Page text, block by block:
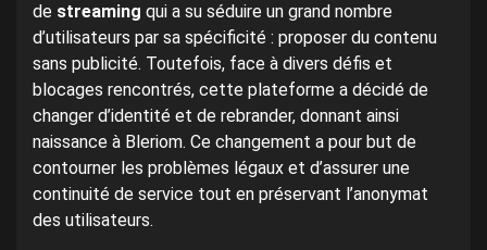
de streaming qui a su séduire un grand nombre
d’utilisateurs par sa spécificité : proposer du contenu
sans publicité. Toutefois, face à divers défis et
blocages rencontrés, cette plateforme a décidé de
changer d’identité et de rebrander, donnant ainsi
naissance à Bleriom. Ce changement a pour but de
contourner les problèmes légaux et d’assurer une
continuité de service tout en préservant l’anonymat
des utilisateurs.